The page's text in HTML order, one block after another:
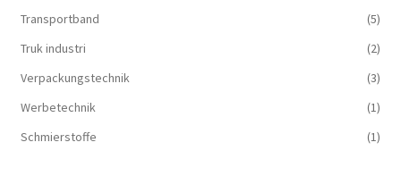
Transportband
(5)
Truk industri
(2)
Verpackungstechnik
(3)
Werbetechnik
(1)
Schmierstoffe
(1)